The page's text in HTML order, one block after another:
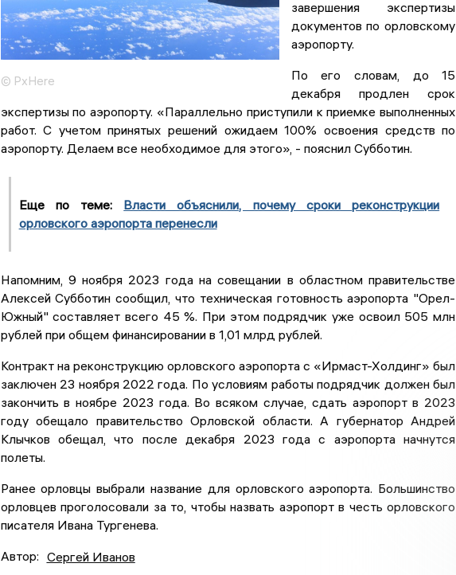
© PxHere
завершения экспертизы
документов по орловскому
аэропорту.
По его словам, до 15
декабря продлен срок
экспертизы по аэропорту. «Параллельно приступили к приемке выполненных
работ. С учетом принятых решений ожидаем 100% освоения средств по
аэропорту. Делаем все необходимое для этого», - пояснил Субботин.
Еще по теме: Власти объяснили, почему сроки реконструкции
орловского аэропорта перенесли
Напомним, 9 ноября 2023 года на совещании в областном правительстве
Алексей Субботин сообщил, что техническая готовность аэропорта "Орел-
Южный" составляет всего 45 %. При этом подрядчик уже освоил 505 млн
рублей при общем финансировании в 1,01 млрд рублей.
Контракт на реконструкцию орловского аэропорта с «Ирмаст-Холдинг» был
заключен 23 ноября 2022 года. По условиям работы подрядчик должен был
закончить в ноябре 2023 года. Во всяком случае, сдать аэропорт в 2023
году обещало правительство Орловской области. А губернатор Андрей
Клычков обещал, что после декабря 2023 года с аэропорта начнутся
полеты.
Ранее орловцы выбрали название для орловского аэропорта. Большинство
орловцев проголосовали за то, чтобы назвать аэропорт в честь орловского
писателя Ивана Тургенева.
Автор: Сергей Иванов